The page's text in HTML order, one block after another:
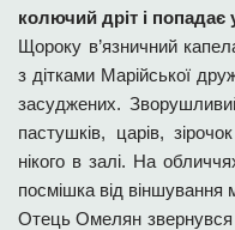
колючий дріт і попадає
Щороку в’язничний
з дітками Марійської
засуджених.
пастушків, царів,
нікого в залі. На
посмішка від віншування
Отець Омелян